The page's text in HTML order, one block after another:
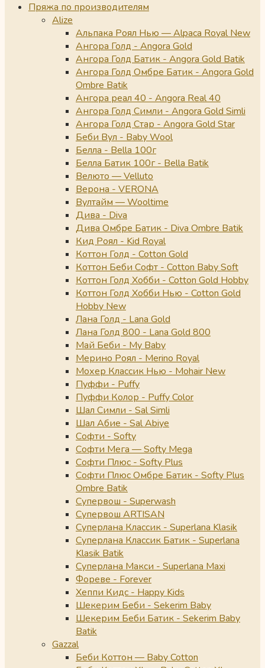
Пряжа по производителям
Alize
Альпака Роял Нью — Alpaca Royal New
Ангора Голд - Angora Gold
Ангора Голд Батик - Angora Gold Batik
Ангора Голд Омбре Батик - Angora Gold
Ombre Batik
Ангора реал 40 - Angora Real 40
Ангора Голд Симли - Angora Gold Simli
Ангора Голд Стар - Angora Gold Star
Беби Вул - Baby Wool
Белла - Bella 100г
Белла Батик 100г - Bella Batik
Велюто — Velluto
Верона - VERONA
Вултайм — Wooltime
Дива - Diva
Дива Омбре Батик - Diva Ombre Batik
Кид Роял - Kid Royal
Коттон Голд - Cotton Gold
Коттон Беби Софт - Cotton Baby Soft
Коттон Голд Хобби - Cotton Gold Hobby
Коттон Голд Хобби Нью - Cotton Gold
Hobby New
Лана Голд - Lana Gold
Лана Голд 800 - Lana Gold 800
Май Беби - My Baby
Мерино Роял - Merino Royal
Мохер Классик Нью - Mohair New
Пуффи - Puffy
Пуффи Колор - Puffy Color
Шал Симли - Sal Simli
Шал Абие - Sal Abiye
Софти - Softy
Софти Мега — Softy Mega
Софти Плюс - Softy Plus
Софти Плюс Омбре Батик - Softy Plus
Ombre Batik
Супервош - Superwash
Супервош ARTISAN
Суперлана Классик - Superlana Klasik
Суперлана Классик Батик - Superlana
Klasik Batik
Суперлана Макси - Superlana Maxi
Фореве - Forever
Хеппи Кидс - Happy Kids
Шекерим Беби - Sekerim Baby
Шекерим Беби Батик - Sekerim Baby
Batik
Gazzal
Беби Коттон — Baby Cotton